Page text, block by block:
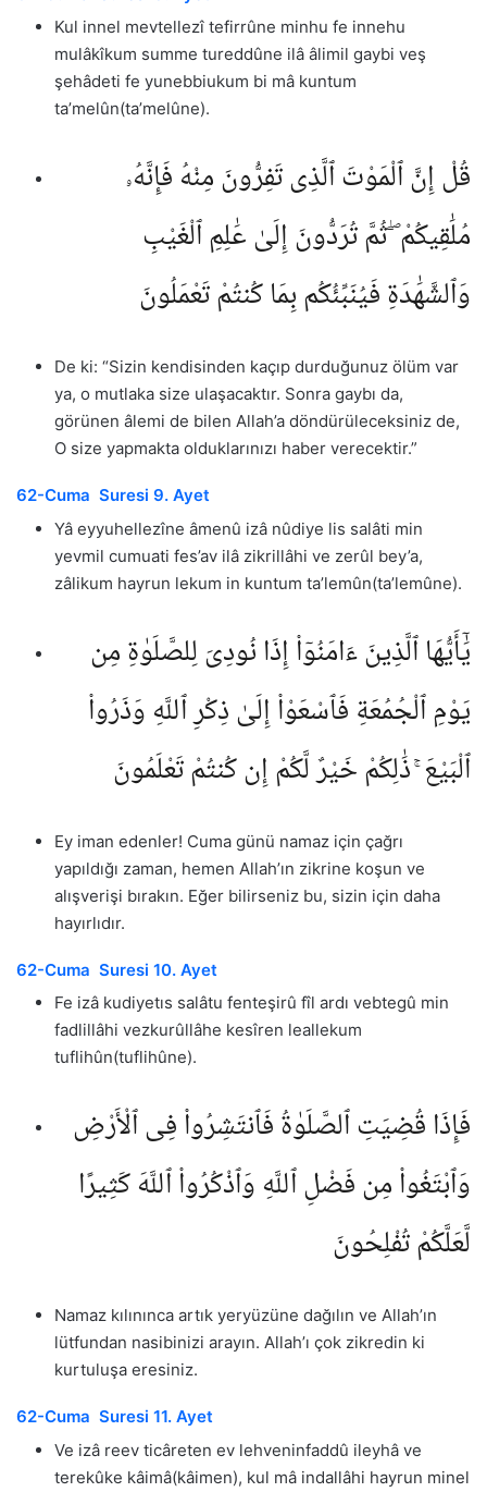
Kul innel mevtellezî tefirrûne minhu fe innehu
mulâkîkum summe tureddûne ilâ âlimil gaybi veş
şehâdeti fe yunebbiukum bi mâ kuntum
ta’melûn(ta’melûne).
قُلْ إِنَّ ٱلْمَوْتَ ٱلَّذِى تَفِرُّونَ مِنْهُ فَإِنَّهُۥ
مُلَٰقِيكُمْ ۖ ثُمَّ تُرَدُّونَ إِلَىٰ عَٰلِمِ ٱلْغَيْبِ
وَٱلشَّهَٰدَةِ فَيُنَبِّئُكُم بِمَا كُنتُمْ تَعْمَلُونَ
De ki: “Sizin kendisinden kaçıp durduğunuz ölüm var
ya, o mutlaka size ulaşacaktır. Sonra gaybı da,
görünen âlemi de bilen Allah’a döndürüleceksiniz de,
O size yapmakta olduklarınızı haber verecektir.”
62-Cuma Suresi 9. Ayet
Yâ eyyuhellezîne âmenû izâ nûdiye lis salâti min
yevmil cumuati fes’av ilâ zikrillâhi ve zerûl bey’a,
zâlikum hayrun lekum in kuntum ta’lemûn(ta’lemûne).
يَٰٓأَيُّهَا ٱلَّذِينَ ءَامَنُوٓا۟ إِذَا نُودِىَ لِلصَّلَوٰةِ مِن
يَوْمِ ٱلْجُمُعَةِ فَٱسْعَوْا۟ إِلَىٰ ذِكْرِ ٱللَّهِ وَذَرُوا۟
ٱلْبَيْعَ ۚ ذَٰلِكُمْ خَيْرٌ لَّكُمْ إِن كُنتُمْ تَعْلَمُونَ
Ey iman edenler! Cuma günü namaz için çağrı
yapıldığı zaman, hemen Allah’ın zikrine koşun ve
alışverişi bırakın. Eğer bilirseniz bu, sizin için daha
hayırlıdır.
62-Cuma Suresi 10. Ayet
Fe izâ kudiyetıs salâtu fenteşirû fîl ardı vebtegû min
fadlillâhi vezkurûllâhe kesîren leallekum
tuflihûn(tuflihûne).
فَإِذَا قُضِيَتِ ٱلصَّلَوٰةُ فَٱنتَشِرُوا۟ فِى ٱلْأَرْضِ
وَٱبْتَغُوا۟ مِن فَضْلِ ٱللَّهِ وَٱذْكُرُوا۟ ٱللَّهَ كَثِيرًا
لَّعَلَّكُمْ تُفْلِحُونَ
Namaz kılınınca artık yeryüzüne dağılın ve Allah’ın
lütfundan nasibinizi arayın. Allah’ı çok zikredin ki
kurtuluşa eresiniz.
62-Cuma Suresi 11. Ayet
Ve izâ reev ticâreten ev lehveninfaddû ileyhâ ve
terekûke kâimâ(kâimen), kul mâ indallâhi hayrun minel